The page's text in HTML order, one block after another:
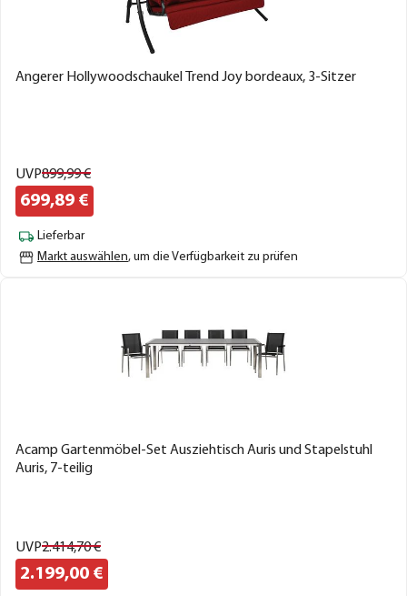
Angerer Hollywoodschaukel Trend Joy bordeaux, 3-Sitzer
UVP899,99€
699,89 €
Lieferbar
Markt auswählen, um die Verfügbarkeit zu prüfen
Acamp Gartenmöbel-Set Ausziehtisch Auris und Stapelstuhl
Auris, 7-teilig
UVP2.414,70€
2.199,00 €